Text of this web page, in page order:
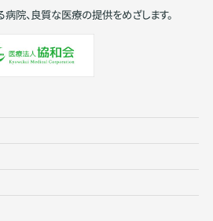
院、良質な医療の提供をめざします。